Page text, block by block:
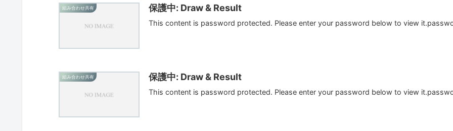
組み合わせ共有 保護中: Draw & Result
This content is password protected. Please enter your password below to view
組み合わせ共有 保護中: Draw & Result
This content is password protected. Please enter your password below to view